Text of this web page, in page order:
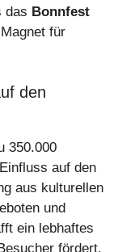
das Bonnfest
für
den
350.000
auf den
aus kulturellen
und
ein lebhaftes
fördert.